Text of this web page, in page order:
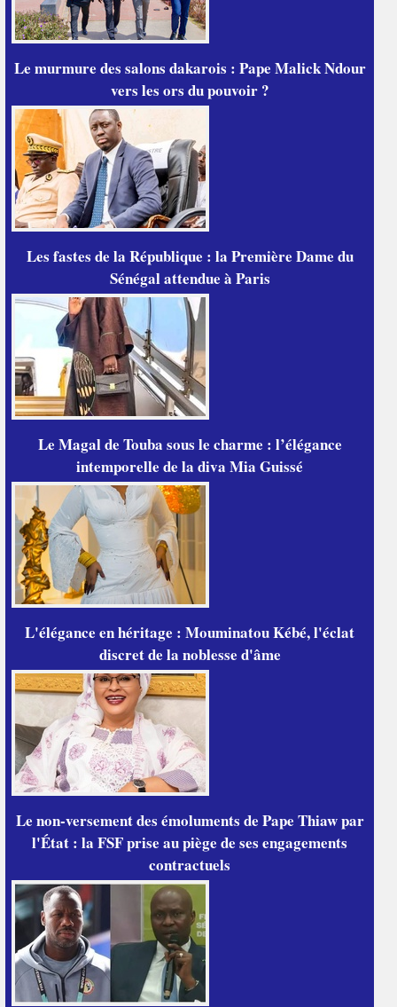
Le murmure des salons dakarois : Pape Malick Ndour
vers les ors du pouvoir ?
Les fastes de la République : la Première Dame du
Sénégal attendue à Paris
Le Magal de Touba sous le charme : l’élégance
intemporelle de la diva Mia Guissé
L'élégance en héritage : Mouminatou Kébé, l'éclat
discret de la noblesse d'âme
Le non-versement des émoluments de Pape Thiaw par
l'État : la FSF prise au piège de ses engagements
contractuels